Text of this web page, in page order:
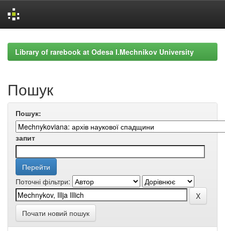
navigationLibrary of rarebook at Odesa I.Mechnikov University
Пошук
Пошук:
запит
Поточні фільтри:
Почати новий пошук